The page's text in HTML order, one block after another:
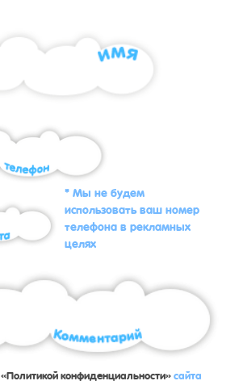
* Мы не будем
использовать ваш номер
телефона в рекламных
целях
«Политикой конфиденциальности»сайта